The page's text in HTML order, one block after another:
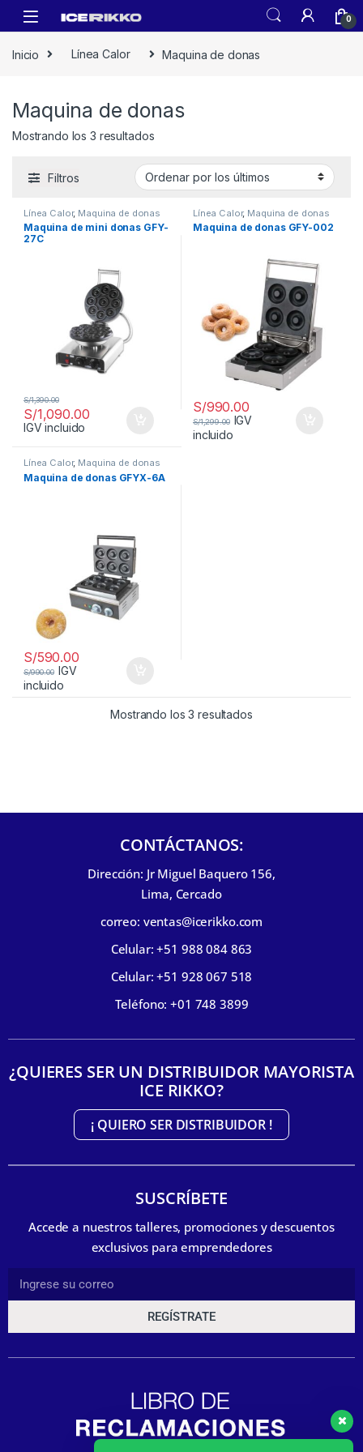
0
Inicio Línea Calor Maquina de donas
Maquina de donas
Mostrando los 3 resultados
Filtros
Línea Calor, Maquina de donas
Maquina de mini donas GFY-
27C
S/1,090.00
S/1,390.00
IGV incluido
Línea Calor, Maquina de donas
Maquina de donas GFY-002
S/990.00
S/1,299.00 IGV
incluido
Línea Calor, Maquina de donas
Maquina de donas GFYX-6A
S/590.00
S/990.00 IGV
incluido
Mostrando los 3 resultados
CONTÁCTANOS:
Dirección: Jr Miguel Baquero 156,
Lima, Cercado
correo: ventas@icerikko.com
Celular: +51 988 084 863
Celular: +51 928 067 518
Teléfono: +01 748 3899
¿QUIERES SER UN DISTRIBUIDOR MAYORISTA
ICE RIKKO?
¡ QUIERO SER DISTRIBUIDOR !
SUSCRÍBETE
Accede a nuestros talleres, promociones y descuentos
exclusivos para emprendedores
REGÍSTRATE